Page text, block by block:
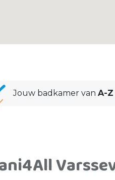
Jouw badkamer van A-